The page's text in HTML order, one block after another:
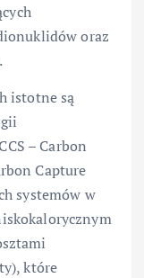
oraz
istotne są
– Carbon
Capture
systemów w
które